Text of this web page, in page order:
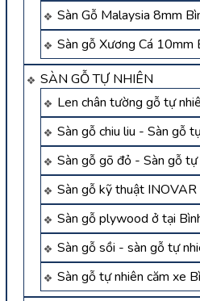
Sàn Gỗ Malaysia 8mm
Sàn gỗ Xương Cá 10mm
SÀN GỖ TỰ NHIÊN
Len chân tường gỗ tự
Sàn gỗ chiu liu - Sàn gỗ
Sàn gỗ gõ đỏ - Sàn gỗ tự
Sàn gỗ kỹ thuật
Sàn gỗ plywood ở tại
Sàn gỗ sồi - sàn gỗ tự
Sàn gỗ tự nhiên căm xe